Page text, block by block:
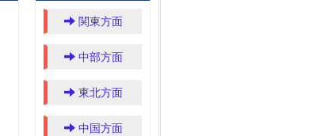
関東方面
中部方面
東北方面
中国方面